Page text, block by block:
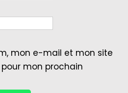
mon e-mail et mon site
mon prochain